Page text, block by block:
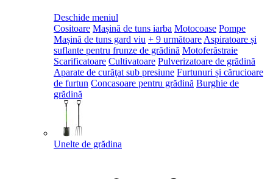
Deschide meniul
Cositoare Mașină de tuns iarba Motocoase Pompe
Mașină de tuns gard viu + 9 următoare Aspiratoare și
suflante pentru frunze de grădină Motoferăstraie
Scarificatoare Cultivatoare Pulverizatoare de grădină
Aparate de curăţat sub presiune Furtunuri și cărucioare
de furtun Concasoare pentru grădină Burghie de
grădină
Unelte de grădina